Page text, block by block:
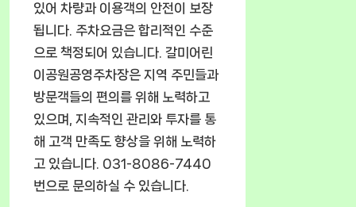
있어 차량과 이용객의 안전이 보장
됩니다. 주차요금은 합리적인 수준
으로 책정되어 있습니다. 갈미어린
이공원공영주차장은 지역 주민들과
방문객들의 편의를 위해 노력하고
있으며, 지속적인 관리와 투자를 통
해 고객 만족도 향상을 위해 노력하
고 있습니다. 031-8086-7440
번으로 문의하실 수 있습니다.